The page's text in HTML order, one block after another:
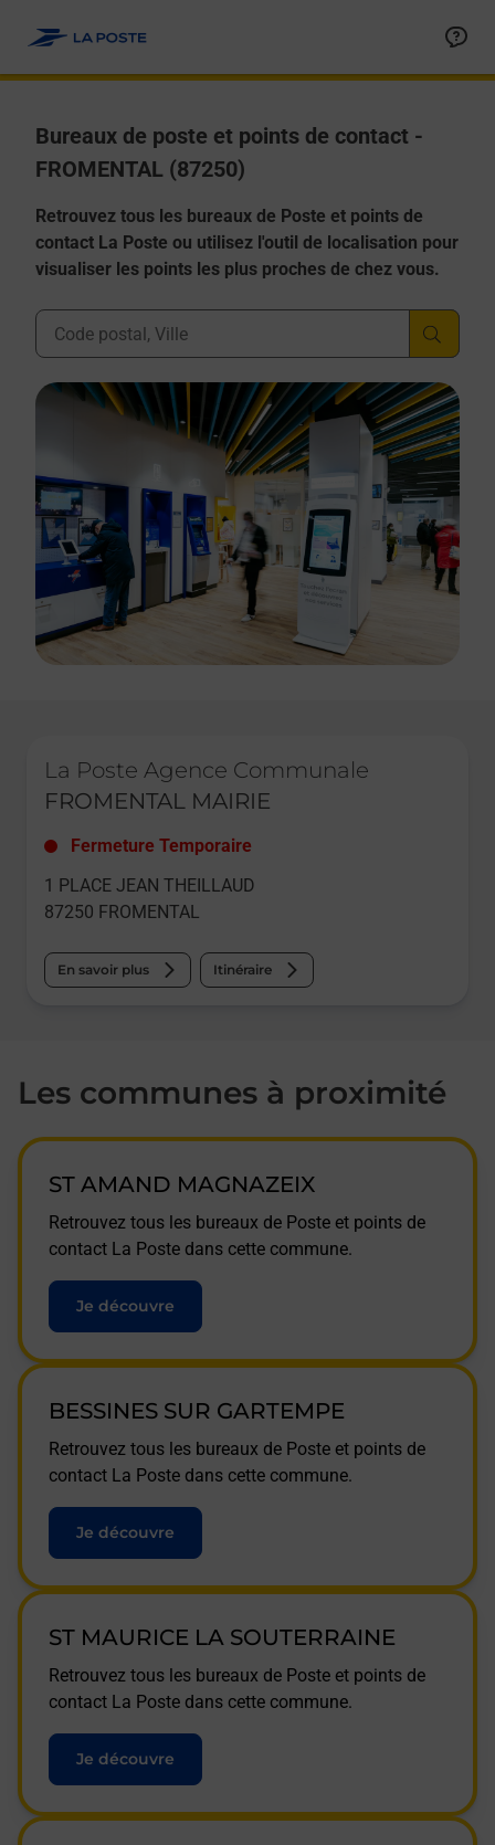
Bureaux de poste et points de contact -
FROMENTAL (87250)
Retrouvez tous les bureaux de Poste et points de
contact La Poste ou utilisez l'outil de localisation pour
visualiser les points les plus proches de chez vous.
Ville, Département, Code Postal
La Poste Agence Communale
FROMENTAL MAIRIE
Fermeture Temporaire
1 PLACE JEAN THEILLAUD
87250 FROMENTAL
En savoir plus Itinéraire
Les communes à proximité
ST AMAND MAGNAZEIX
Retrouvez tous les bureaux de Poste et points de
contact La Poste dans cette commune.
Je découvre
BESSINES SUR GARTEMPE
Retrouvez tous les bureaux de Poste et points de
contact La Poste dans cette commune.
Je découvre
ST MAURICE LA SOUTERRAINE
Retrouvez tous les bureaux de Poste et points de
contact La Poste dans cette commune.
Je découvre